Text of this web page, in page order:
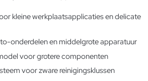
kleine werkplaatsapplicaties en delicate
onderdelen en middelgrote apparatuur
voor grotere componenten
voor zware reinigingsklussen